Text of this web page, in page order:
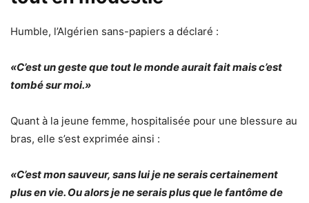
Humble, l’Algérien sans-papiers a déclaré :
«C’est un geste que tout le monde aurait fait mais c’est
tombé sur moi.»
Quant à la jeune femme, hospitalisée pour une blessure au
bras, elle s’est exprimée ainsi :
«C’est mon sauveur, sans lui je ne serais certainement
plus en vie. Ou alors je ne serais plus que le fantôme de